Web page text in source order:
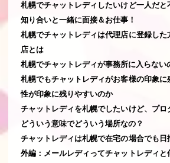
札幌でチャットレディしたいけど一人だと
知り合いと一緒に面接＆お仕事！
札幌でチャットレディは代理店に登録した
店とは
札幌でチャットレディが事務所に入らない
札幌でもチャットレディがお客様の印象に
性が印象に残りやすいのか
チャットレディを札幌でしたいけど、プロ
どういう意味でどういう場所なの？
チャットレディは札幌で在宅の場合でも日
外編：メールレディってチャットレディと